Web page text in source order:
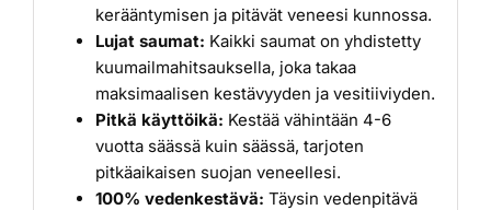
kerääntymisen ja pitävät veneesi kunnossa.
Lujat saumat: Kaikki saumat on yhdistetty
kuumailmahitsauksella, joka takaa
maksimaalisen kestävyyden ja vesitiiviyden.
Pitkä käyttöikä: Kestää vähintään 4-6
vuotta säässä kuin säässä, tarjoten
pitkäaikaisen suojan veneellesi.
100% vedenkestävä: Täysin vedenpitävä